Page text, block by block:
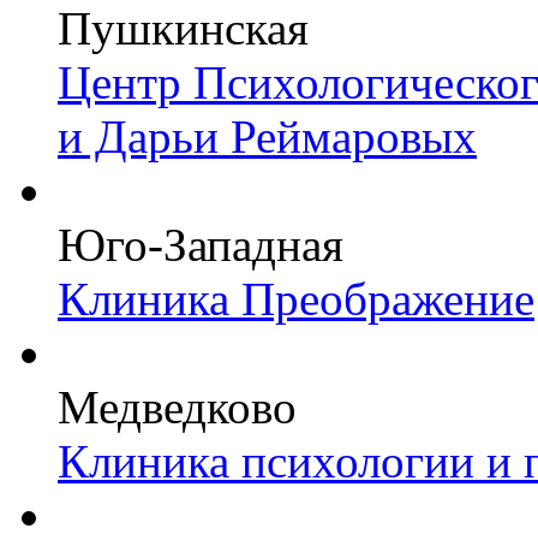
Пушкинская
Центр
и Дарьи Реймаровых
Юго-Западная
Клиника Преображение
Медведково
Клиника психологии и